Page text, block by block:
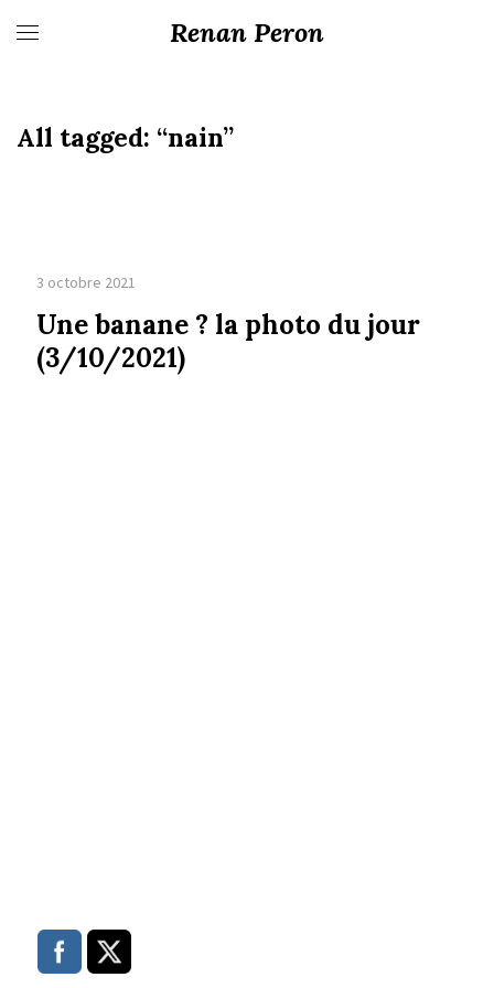
Renan Peron
All tagged: “nain”
3 octobre 2021
Une banane ? la photo du jour
(3/10/2021)